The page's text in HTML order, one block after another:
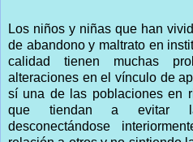
Los niños y niñas que han
de abandono y maltrato en
calidad tienen muchas
alteraciones en el vínculo de
sí una de las poblaciones en
que tiendan a evitar
desconectándose